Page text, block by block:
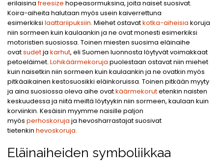
erilaisinafreesize hopeasormuksina, joita naiset suosivat.
Koira-aiheita halutaan myös usein kaiverrettuna
esimerkiksi laattariipuksiin. Miehet ostavatkotka-aiheisia koruja
niin sormeen kuin kaulaankin ja ne ovat monesti esimerkiksi
motoristien suosiossa. Toinen miesten suosima eläinaihe
ovatsudetja karhut, eli Suomen luonnosta löytyvät voimakkaat
petoeläimet. Lohikäärmekoruja puolestaan ostavat niin miehet
kuin naisetkin niin sormeen kuin kaulaankin ja ne ovatkin myös
pitkäaikainen kestosuosikki eläinkoruissa. Toinen pitkään myyty
ja aina suosiossa oleva aihe ovatkäärmekorutetenkin naisten
keskuudessa ja niitä meiltä löytyykin niin sormeen, kaulaan kuin
korviinkin. Kesäisin myymme naisille paljon
myös perhoskoruja ja hevosharrastajat suosivat
tietenkin hevoskoruja.
Eläinaiheiden symboliikkaa